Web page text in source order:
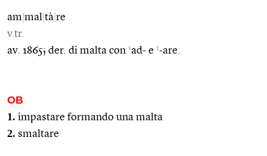
am mal tà re
v.tr.
av. 1865; der. di malta con 1ad- e 1-are.
OB
1. impastare formando una malta
2. smaltare